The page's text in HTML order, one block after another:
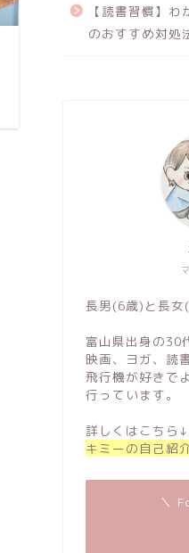
【読書習慣】
のおすすめ対処
長男(6歳)と長女
富山県出身の30
映画、ヨガ、読
飛行機が好きで
行っています。
詳しくはこちら↓
キミーの自己紹
＼